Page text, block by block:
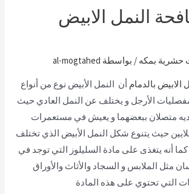
النمل الابيض
حشرية بمكه / بواسطة al-mogtahed
بالدمام أن النمل الأبيض نوع من أنواع
الأرجل و يختلف عن النمل العادي حيث
متصلان ببعضهما و يعيش في مستعمرات
حيث يتنوع شكل النمل الأبيض الذي تختلف
أنه يتغذى على مادة السليلوز التي توجد في
مثل الملابس و السجاد والأثاث والأوراق
التي تحتوي على هذه المادة